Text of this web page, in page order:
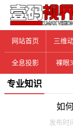
网站首页 三维
全息投影 裸眼
专业知识
如
发布时